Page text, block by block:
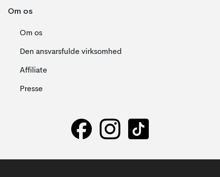
Om os
Om os
Den ansvarsfulde virksomhed
Affiliate
Presse